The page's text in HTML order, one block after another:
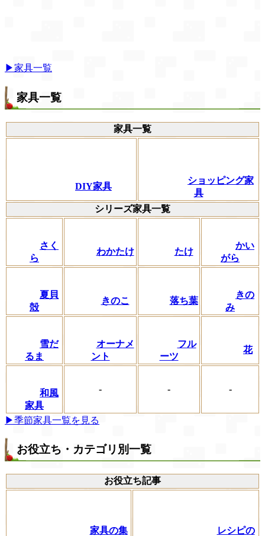
▶家具一覧
家具一覧
家具一覧
DIY家具
ショッピング家
具
シリーズ家具一覧
さく
ら
わかたけ たけ
かい
がら
夏貝
殻
きのこ 落ち葉
きの
み
雪だ
るま
オーナメ
ント
フル
ーツ
花
和風
家具
- - -
▶季節家具一覧を見る
お役立ち・カテゴリ別一覧
お役立ち記事
家具の集
レシピの